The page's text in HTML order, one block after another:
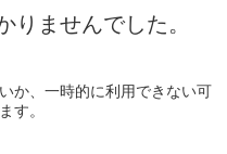
りませんでした。
か、一時的に利用できない可
す。